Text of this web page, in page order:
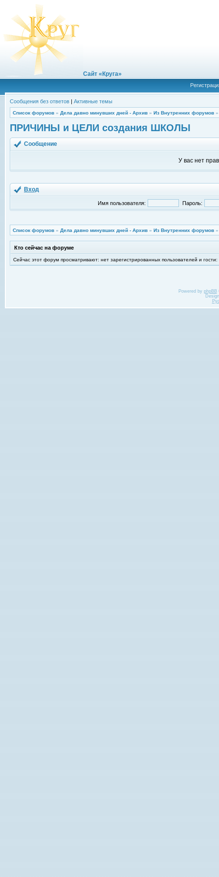
Сайт «Круга»
Сообщения без ответов | Активные темы
Список форумов » Дела давно минувших дней - Архив » Из Внутренних форумов
ПРИЧИНЫ и ЦЕЛИ создания ШКОЛЫ
Сообщение
У вас нет
Вход
Имя пользователя: Пароль:
Список форумов » Дела давно минувших дней - Архив » Из Внутренних форумов
Кто сейчас на форуме
Сейчас этот форум просматривают: нет зарегистрированных пользователей и гости:
Powered by phpBB